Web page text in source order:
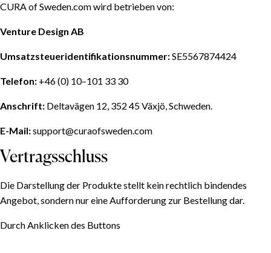
CURA of Sweden.com wird betrieben von:
Venture Design AB
Umsatzsteueridentifikationsnummer:SE5567874424
Telefon: +46 (0) 10–101 33 30
Anschrift: Deltavägen 12, 352 45 Växjö, Schweden.
E-Mail:support@curaofsweden.com
Vertragsschluss
Die Darstellung der Produkte stellt kein rechtlich bindendes
Angebot, sondern nur eine Aufforderung zur Bestellung dar.
Durch Anklicken des Buttons